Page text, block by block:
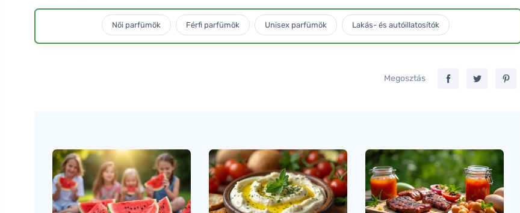
Női parfümök Férfi parfümök Unisex parfümök Lakás- és autóillatosítók
Megosztás